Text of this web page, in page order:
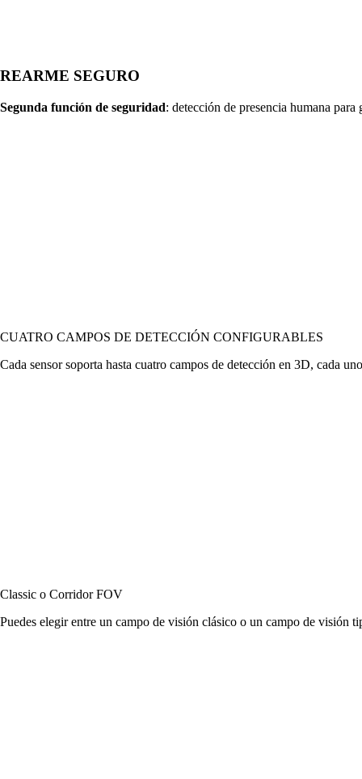
REARME SEGURO
Segunda función de seguridad: detección de presencia humana
CUATRO CAMPOS DE DETECCIÓN CONFIGURABLES
Cada sensor soporta hasta cuatro campos de detección en 3D, cada
Classic o Corridor FOV
Puedes elegir entre un campo de visión clásico o un campo de visión